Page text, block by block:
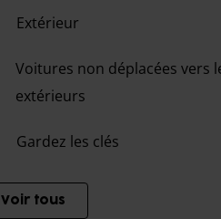
Extérieur
Voitures non déplacées vers
extérieurs
Gardez les clés
Voir tous